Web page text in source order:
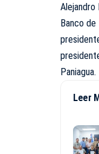
Alejandro
Banco de
Paniagua.
Leer